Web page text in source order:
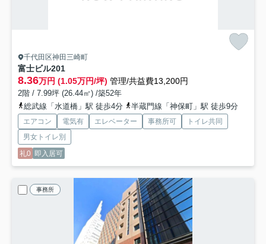
千代田区神田三崎町
富士ビル201
8.36万円 (1.05万円/坪) 管理/共益費13,200円
2階 / 7.99坪 (26.44㎡) /築52年
総武線「水道橋」駅 徒歩4分
半蔵門線「神保町」駅 徒歩9分
エアコン 電気有 エレベーター 事務所可
トイレ共同
男女トイレ別
礼0 即入居可
事務所